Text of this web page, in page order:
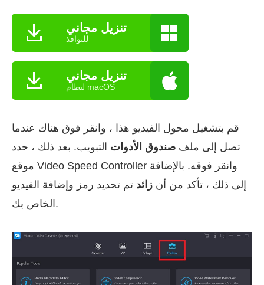
تنزيل مجاني
للنوافذ
تنزيل مجاني
لنظام macOS
قم بتشغيل محول الفيديو هذا ، وانقر فوق هناك عندما
تصل إلى ملف صندوق الأدوات التبويب. بعد ذلك ، حدد
موقع Video Speed Controller وانقر فوقه. بالإضافة
إلى ذلك ، تأكد من أن زائد تم تحديد رمز وإضافة الفيديو
الخاص بك.